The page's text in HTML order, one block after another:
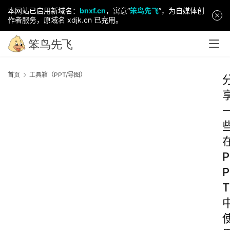
本网站已启用新域名： bnxf.cn，寓意“笨鸟先飞”，为自媒体创
作者服务，原域名 xdjk.cn 已充用。
首页 工具箱（PPT/导图）
P
P
T